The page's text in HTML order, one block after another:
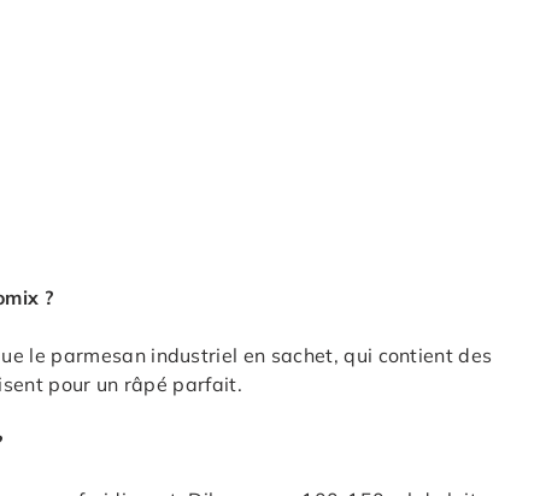
?
le parmesan industriel en sachet, qui contient des
pour un râpé parfait.